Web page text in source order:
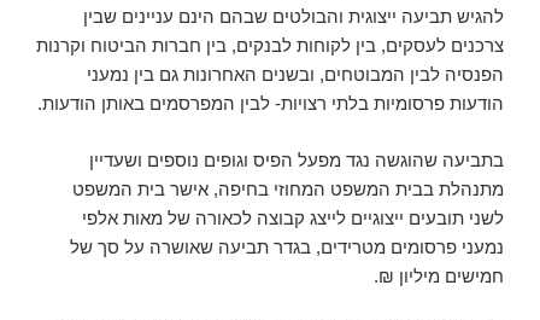
להגיש תביעה ייצוגית והבולטים שבהם הינם עניינים שבין
צרכנים לעסקים, בין לקוחות לבנקים, בין חברות הביטוח וקרנות
הפנסיה לבין המבוטחים, ובשנים האחרונות גם בין נמעני
הודעות פרסומיות בלתי רצויות- לבין המפרסמים באותן הודעות.
בתביעה שהוגשה נגד מפעל הפיס וגופים נוספים ושעדיין
מתנהלת בבית המשפט המחוזי בחיפה, אישר בית המשפט
לשני תובעים ייצוגיים לייצג קבוצה לכאורה של מאות אלפי
נמעני פרסומים מטרידים, בגדר תביעה שאושרה על סך של
חמישים מיליון ₪.